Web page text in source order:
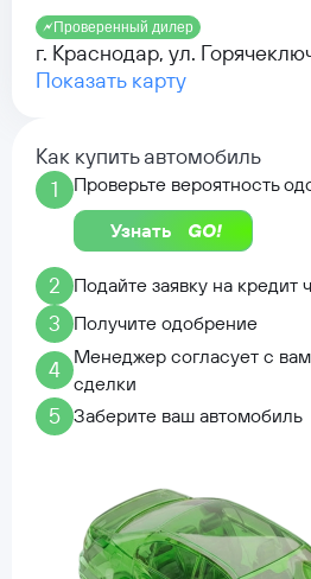
Проверенный дилер
г. Краснодар, ул.
Показать карту
Как купить автомобиль
1
Проверьте вероятность
Узнать
2 Подайте заявку на кредит
3 Получите одобрение
4
Менеджер согласует с
сделки
5 Заберите ваш автомобиль